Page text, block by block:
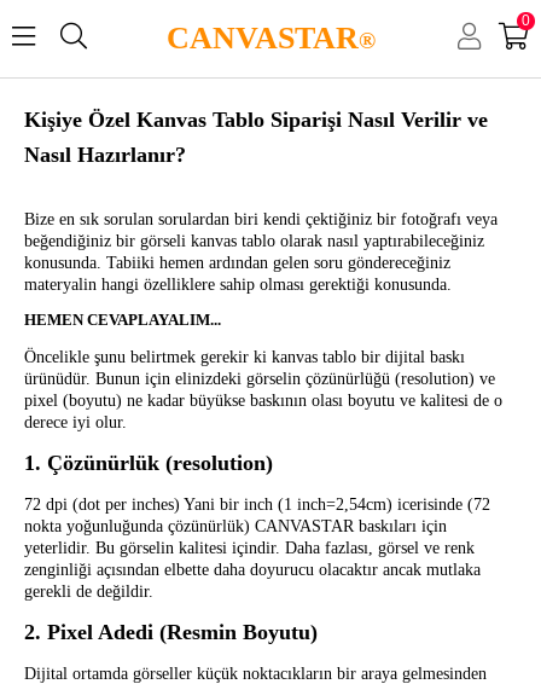
CANVASTAR®
0
Kişiye Özel Kanvas Tablo Siparişi Nasıl Verilir ve
Nasıl Hazırlanır?
Bize en sık sorulan sorulardan biri kendi çektiğiniz bir fotoğrafı veya
beğendiğiniz bir görseli kanvas tablo olarak nasıl yaptırabileceğiniz
konusunda. Tabiiki hemen ardından gelen soru göndereceğiniz
materyalin hangi özelliklere sahip olması gerektiği konusunda.
HEMEN CEVAPLAYALIM...
Öncelikle şunu belirtmek gerekir ki kanvas tablo bir dijital baskı
ürünüdür. Bunun için elinizdeki görselin çözünürlüğü (resolution) ve
pixel (boyutu) ne kadar büyükse baskının olası boyutu ve kalitesi de o
derece iyi olur.
1. Çözünürlük (resolution)
72 dpi (dot per inches) Yani bir inch (1 inch=2,54cm) icerisinde (72
nokta yoğunluğunda çözünürlük) CANVASTAR baskıları için
yeterlidir. Bu görselin kalitesi içindir. Daha fazlası, görsel ve renk
zenginliği açısından elbette daha doyurucu olacaktır ancak mutlaka
gerekli de değildir.
2. Pixel Adedi (Resmin Boyutu)
Dijital ortamda görseller küçük noktacıkların bir araya gelmesinden